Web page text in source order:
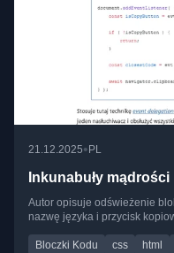
21.12.2025• PL
Inkunabuły mądrości
Autor opisuje odświeżenie
nazwę języka i przycisk
Bloczki Kodu css html